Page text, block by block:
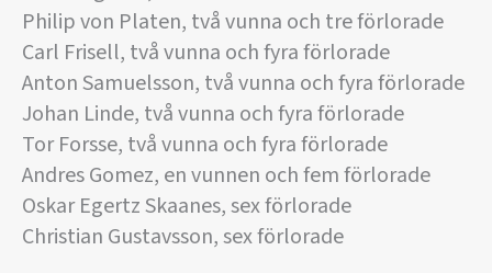
Philip von Platen, två vunna och tre förlorade
Carl Frisell, två vunna och fyra förlorade
Anton Samuelsson, två vunna och fyra förlorade
Johan Linde, två vunna och fyra förlorade
Tor Forsse, två vunna och fyra förlorade
Andres Gomez, en vunnen och fem förlorade
Oskar Egertz Skaanes, sex förlorade
Christian Gustavsson, sex förlorade